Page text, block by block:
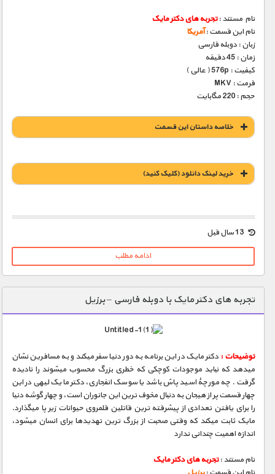
نام مستند :تجربه های دکتر مایک
نام این قسمت :آمریکا
زبان : دوبله فارسی
زمان : 45 دقیقه
کیفیت : 576p ( عالی )
فرمت : MKV
حجم : 220 مگابایت
خلاصه داستان این قسمت
خريد لينک دانلود (کليک کنيد)
1900 تومان – خريد لينک دانلود (افزودن به سبد خريد)
ادامه مطلب
تجربه های دکتر مایک با دوبله فارسی – برزیل
توضیحات : دکتر مایک در این برنامه به دور دنیا سفر میکند و به مسافرین نشان
میدهد که نباید موجودات کوچکی که خطری بزرگ محسوب میشوند را نادیده
گرفت . چه مورچۀ اسید پاش باشد یا سوسک انفجاری، دکتر مایک لیهی در این
چهار قسمت پر از هیجان به دنبال مخوف ترین این جانوران است، و چهار گوشه دنیا
را برای یافتن تعدادی از پیشرفته ترین قاتلین قلمروی حیوانات زیر پا میگذارد.
مایک ثابت میکند که وقتی صحبت از بزرگ ترین تهدیدها برای انسان میشود،
اندازه اهمیت چندانی ندارد
نام مستند :تجربه های دکتر مایک